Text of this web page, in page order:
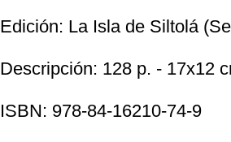
Edición: La Isla de Siltolá
Descripción: 128 p. - 17x12
ISBN: 978-84-16210-74-9